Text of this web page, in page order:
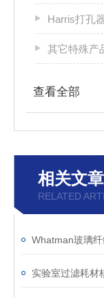
Harris打孔
其它特殊产
查看全部
相关文章
RELATED